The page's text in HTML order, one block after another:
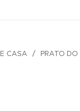
CASA PRATO DO